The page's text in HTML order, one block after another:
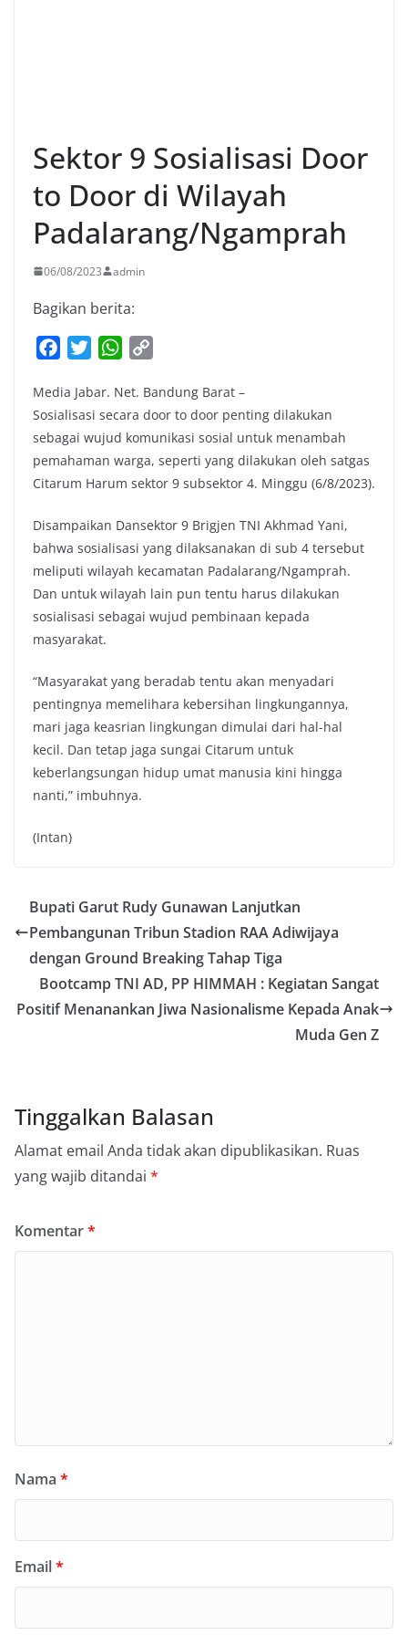
Sektor 9 Sosialisasi Door
to Door di Wilayah
Padalarang/Ngamprah
06/08/2023 admin
Bagikan berita:
c
e
b
o
o
i
t
t
e
r
W
a
t
s
A
p
p
y
L
i
n
Media Jabar. Net. Bandung Barat –
Sosialisasi secara door to door penting dilakukan
sebagai wujud komunikasi sosial untuk menambah
pemahaman warga, seperti yang dilakukan oleh satgas
Citarum Harum sektor 9 subsektor 4. Minggu (6/8/2023).
Disampaikan Dansektor 9 Brigjen TNI Akhmad Yani,
bahwa sosialisasi yang dilaksanakan di sub 4 tersebut
meliputi wilayah kecamatan Padalarang/Ngamprah.
Dan untuk wilayah lain pun tentu harus dilakukan
sosialisasi sebagai wujud pembinaan kepada
masyarakat.
“Masyarakat yang beradab tentu akan menyadari
pentingnya memelihara kebersihan lingkungannya,
mari jaga keasrian lingkungan dimulai dari hal-hal
kecil. Dan tetap jaga sungai Citarum untuk
keberlangsungan hidup umat manusia kini hingga
nanti,” imbuhnya.
(Intan)
Bupati Garut Rudy Gunawan Lanjutkan
Pembangunan Tribun Stadion RAA Adiwijaya
dengan Ground Breaking Tahap Tiga
Bootcamp TNI AD, PP HIMMAH : Kegiatan Sangat
Positif Menanankan Jiwa Nasionalisme Kepada Anak
Muda Gen Z
Tinggalkan Balasan
Alamat email Anda tidak akan dipublikasikan. Ruas
yang wajib ditandai *
Komentar*
Nama *
Email*